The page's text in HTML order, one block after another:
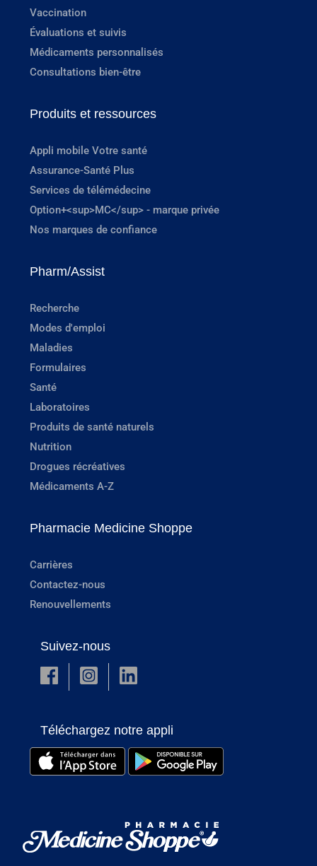
Vaccination
Évaluations et suivis
Médicaments personnalisés
Consultations bien-être
Produits et ressources
Appli mobile Votre santé
Assurance-Santé Plus
Services de télémédecine
Option+<sup>MC</sup> - marque privée
Nos marques de confiance
Pharm/Assist
Recherche
Modes d'emploi
Maladies
Formulaires
Santé
Laboratoires
Produits de santé naturels
Nutrition
Drogues récréatives
Médicaments A-Z
Pharmacie Medicine Shoppe
Carrières
Contactez-nous
Renouvellements
Suivez-nous
Téléchargez notre appli